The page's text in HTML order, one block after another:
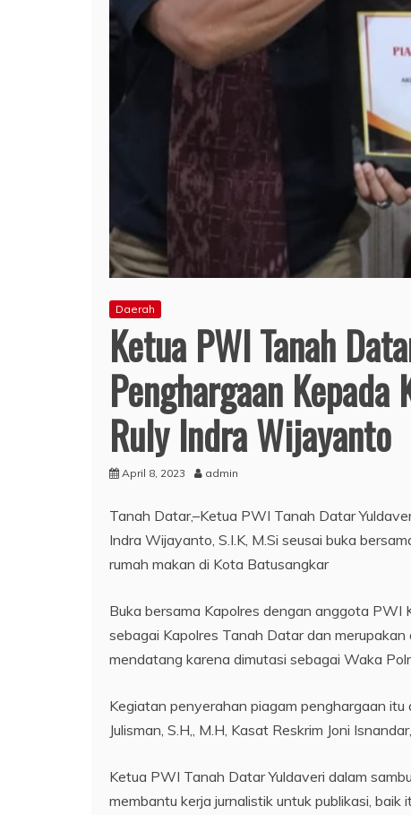
Daerah
Ketua PWI Tanah
Penghargaan
Ruly Indra Wijayanto
April 8, 2023 admin
Tanah Datar,–Ketua PWI Tanah Datar
Indra Wijayanto, S.I.K, M.Si seusai buka
rumah makan di Kota Batusangkar
Buka bersama Kapolres dengan anggota
sebagai Kapolres Tanah Datar dan
mendatang karena dimutasi sebagai Waka
Kegiatan penyerahan piagam penghargaan
Julisman, S.H,, M.H, Kasat Reskrim Joni
Ketua PWI Tanah Datar Yuldaveri dalam
membantu kerja jurnalistik untuk publikasi,